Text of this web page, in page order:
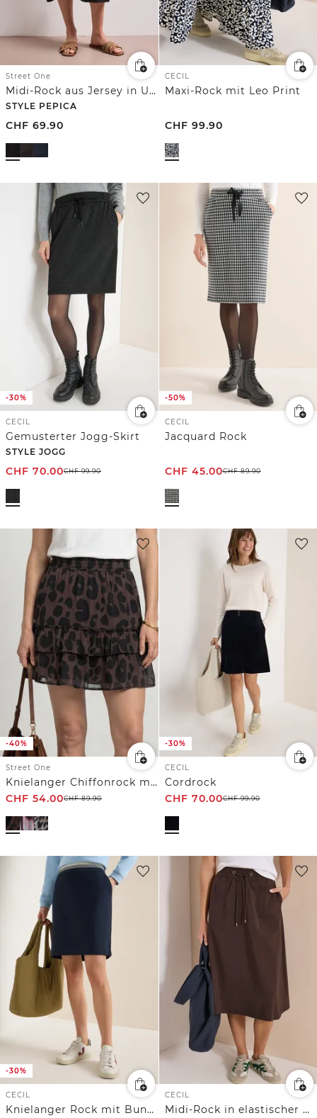
Street One
Midi-Rock aus Jersey in Unifarbe
STYLE PEPICA
CHF 69.90
CECIL
Maxi-Rock mit Leo Print
CHF 99.90
-30%
CECIL
Gemusterter Jogg-Skirt
STYLE JOGG
CHF 70.00CHF99.90
-50%
CECIL
Jacquard Rock
CHF 45.00CHF89.90
-40%
Street One
Knielanger Chiffonrock mit Print
CHF 54.00CHF89.90
-30%
CECIL
Cordrock
CHF 70.00CHF99.90
-30%
CECIL
Knielanger Rock mit Bunddetail
CECIL
Midi-Rock in elastischer Qualität